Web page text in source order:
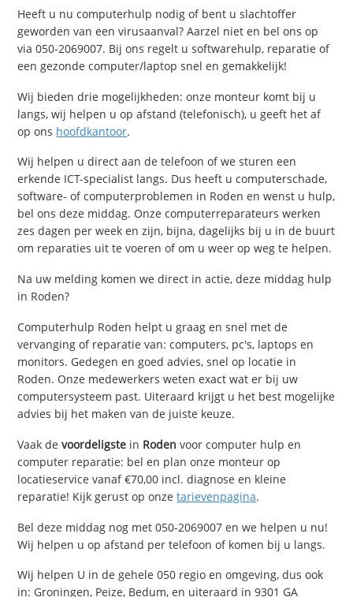
Heeft u nu computerhulp nodig of bent u slachtoffer
geworden van een virusaanval? Aarzel niet en bel ons op
via 050-2069007. Bij ons regelt u softwarehulp, reparatie of
een gezonde computer/laptop snel en gemakkelijk!
Wij bieden drie mogelijkheden: onze monteur komt bij u
langs, wij helpen u op afstand (telefonisch), u geeft het af
op ons hoofdkantoor.
Wij helpen u direct aan de telefoon of we sturen een
erkende ICT-specialist langs. Dus heeft u computerschade,
software- of computerproblemen in Roden en wenst u hulp,
bel ons deze middag. Onze computerreparateurs werken
zes dagen per week en zijn, bijna, dagelijks bij u in de buurt
om reparaties uit te voeren of om u weer op weg te helpen.
Na uw melding komen we direct in actie, deze middag hulp
in Roden?
Computerhulp Roden helpt u graag en snel met de
vervanging of reparatie van: computers, pc's, laptops en
monitors. Gedegen en goed advies, snel op locatie in
Roden. Onze medewerkers weten exact wat er bij uw
computersysteem past. Uiteraard krijgt u het best mogelijke
advies bij het maken van de juiste keuze.
Vaak devoordeligste in Roden voor computer hulp en
computer reparatie: bel en plan onze monteur op
locatieservice vanaf €70,00 incl. diagnose en kleine
reparatie! Kijk gerust op onzetarievenpagina.
Bel deze middag nog met 050-2069007 en we helpen u nu!
Wij helpen u op afstand per telefoon of komen bij u langs.
Wij helpen U in de gehele 050 regio en omgeving, dus ook
in: Groningen, Peize, Bedum, en uiteraard in 9301 GA